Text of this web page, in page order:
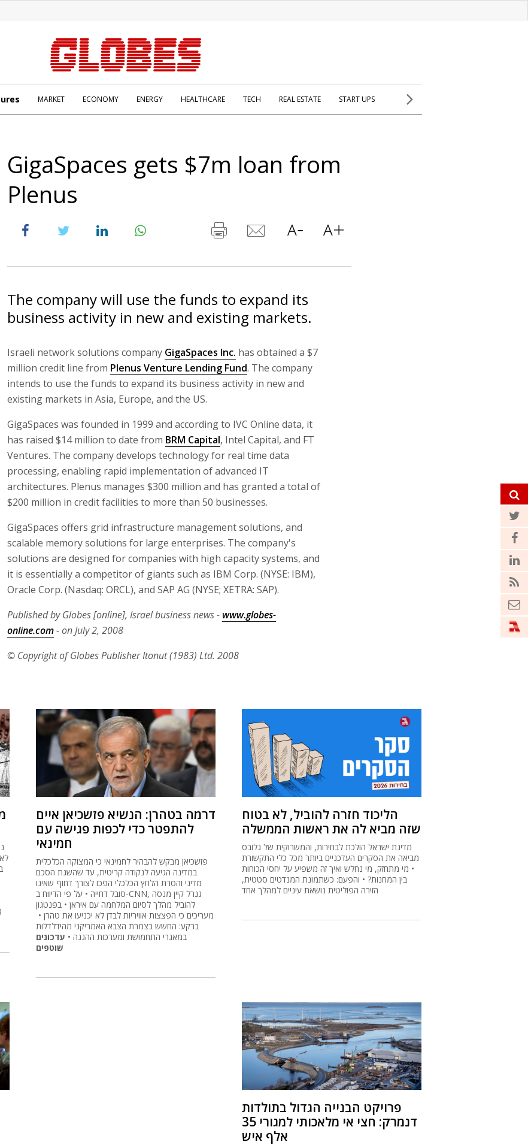
MARKET ECONOMY ENERGY HEALTHCARE TECH REAL ESTATE START UPS
GigaSpaces gets $7m loan from
Plenus
The company will use the funds to expand its
business activity in new and existing markets.
Israeli network solutions company GigaSpaces Inc. has obtained a $7
million credit line from Plenus Venture Lending Fund. The company
intends to use the funds to expand its business activity in new and
existing markets in Asia, Europe, and the US.
GigaSpaces was founded in 1999 and according to IVC Online data, it
has raised $14 million to date from BRM Capital, Intel Capital, and FT
Ventures. The company develops technology for real time data
processing, enabling rapid implementation of advanced IT
architectures. Plenus manages $300 million and has granted a total of
$200 million in credit facilities to more than 50 businesses.
GigaSpaces offers grid infrastructure management solutions, and
scalable memory solutions for large enterprises. The company's
solutions are designed for companies with high capacity systems, and
it is essentially a competitor of giants such as IBM Corp. (NYSE: IBM),
Oracle Corp. (Nasdaq: ORCL), and SAP AG (NYSE; XETRA: SAP).
Published by Globes [online], Israel business news - www.globes-
online.com- on July 2, 2008
© Copyright of Globes Publisher Itonut (1983) Ltd. 2008
דרמה בטהרן: הנשיא פזשכיאן איים
להתפטר כדי לכפות פגישה עם
חמינאי
פזשכיאן מבקש להבהיר לחמינאי כי המצוקה הכלכלית
במדינה הגיעה לנקודה קריטית, עד שהשגת הסכם
מדיני והסרת הלחץ הכלכלי הפכו לצורך דחוף שאינו
סובל דחייה • על פי הדיווח ב-CNN, גנרל קיין מנסה
להוביל מהלך לסיום המלחמה עם איראן • בפנטגון
מעריכים כי הפצצות אוויריות לבדן לא יכניעו את טהרן •
ברקע: החשש בצמרת הצבא האמריקני מהידלדלות
במאגרי התחמושת ומערכות ההגנה • עדכונים
שוטפים
הליכוד חזרה להוביל, לא בטוח
שזה מביא לה את ראשות הממשלה
מדינת ישראל הולכת לבחירות, והמשרוקית של גלובס
מביאה את הסקרים העדכניים ביותר מכל כלי התקשורת
• מי מתחזק, מי נחלש ואיך זה משפיע על יחסי הכוחות
בין המחנות? • והפעם: כשתמונת המנדטים סטטית,
הזירה הפוליטית נושאת עיניים למהלך אחד
פרויקט הבנייה הגדול בתולדות
דנמרק: חצי אי מלאכותי למגורי 35
אלף איש